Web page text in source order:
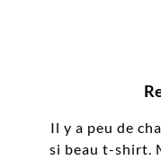
Il y a peu de
si beau t-shirt.